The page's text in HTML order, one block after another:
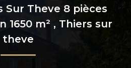
Sur Theve 8 pièces
1650 m² , Thiers sur
theve